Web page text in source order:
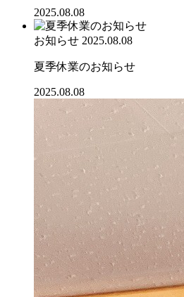
2025.08.08
お知らせ 2025.08.08
夏季休業のお知らせ
2025.08.08